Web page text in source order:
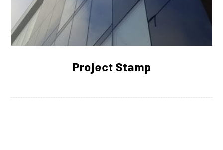
Project Stamp